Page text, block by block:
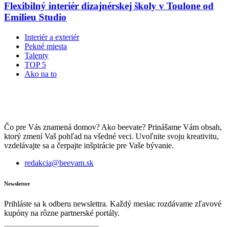
Flexibilný interiér dizajnérskej školy v Toulone od
Emilieu Studio
Interiér a exteriér
Pekné miesta
Talenty
TOP 5
Ako na to
Čo pre Vás znamená domov? Ako beevate? Prinášame Vám obsah,
ktorý zmení Vaš pohľad na všedné veci. Uvoľnite svoju kreativitu,
vzdelávajte sa a čerpajte inšpirácie pre Vaše bývanie.
redakcia@beevam.sk
Newsletter
Prihláste sa k odberu newslettra. Každý mesiac rozdávame zľavové
kupóny na rôzne partnerské portály.